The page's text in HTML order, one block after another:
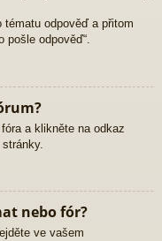
odpověď a přitom
pošle odpověď“.
a klikněte na odkaz
nebo fór?
ve vašem